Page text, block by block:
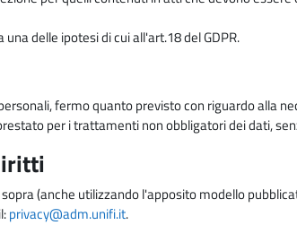
delle ipotesi di cui all'art.18 del GDPR.
fermo quanto previsto con riguardo alla
per i trattamenti non obbligatori dei dati,
(anche utilizzando l'apposito modello
privacy@adm.unifi.it.